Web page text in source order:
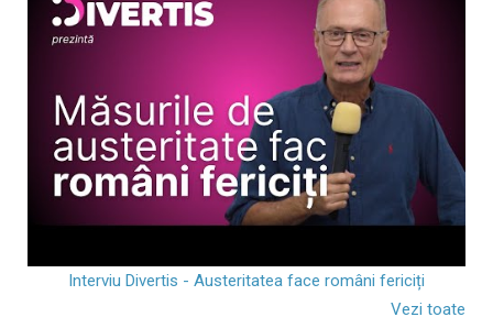
Interviu Divertis - Austeritatea face români fericiți
Vezi toate